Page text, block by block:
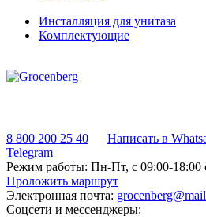
Инсталляция для унитаза
Комплектующие
8 800 200 25 40 Написать в
Telegram
Режим работы: Пн-Пт, с 09:00-
Проложить маршрут
Электронная почта:
Соцсети и мессенджеры: